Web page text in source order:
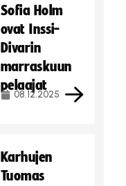
Sofia Holm
ovat Inssi-
Divarin
marraskuun
pelaajat
08.12.2025
Karhujen
Tuomas